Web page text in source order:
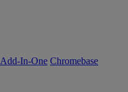
Add-In-One Chromebase